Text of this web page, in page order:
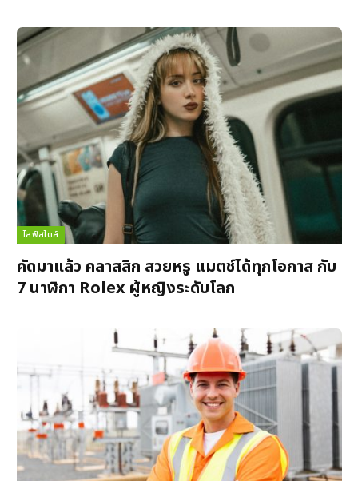
ไลฟ์สไตล์
คัดมาแล้ว คลาสสิก สวยหรู แมตช์ได้ทุกโอกาส กับ
7 นาฬิกา Rolex ผู้หญิงระดับโลก